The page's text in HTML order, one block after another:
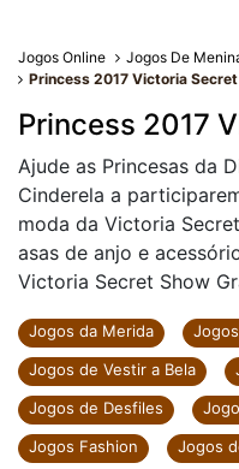
Jogos Online
Jogos De
Princess 2017 Victoria
Princess 2017
Ajude as Princesas da
Cinderela a
moda da Victoria
asas de anjo e
Victoria Secret Show
Jogos da Merida
Jogos de Vestir a Bela
Jogos de Desfiles
Jogos Fashion
Jogos